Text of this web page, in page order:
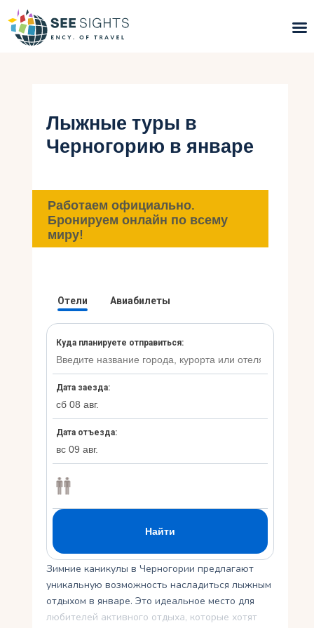
Горящие туры
Типы Туров
Инфо
Блог
Укр
Лыжные туры в
Черногорию в январе
Работаем официально.
Бронируем онлайн по всему
миру!
Зимние каникулы в Черногории предлагают
уникальную возможность насладиться лыжным
отдыхом в январе. Это идеальное место для
любителей активного отдыха, которые хотят